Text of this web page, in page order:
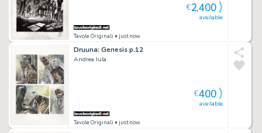
Tavole Originali • just now
available
€2,400
Druuna: Genesis p.12
Andrea Iula
Tavole Originali • just now
available
€400